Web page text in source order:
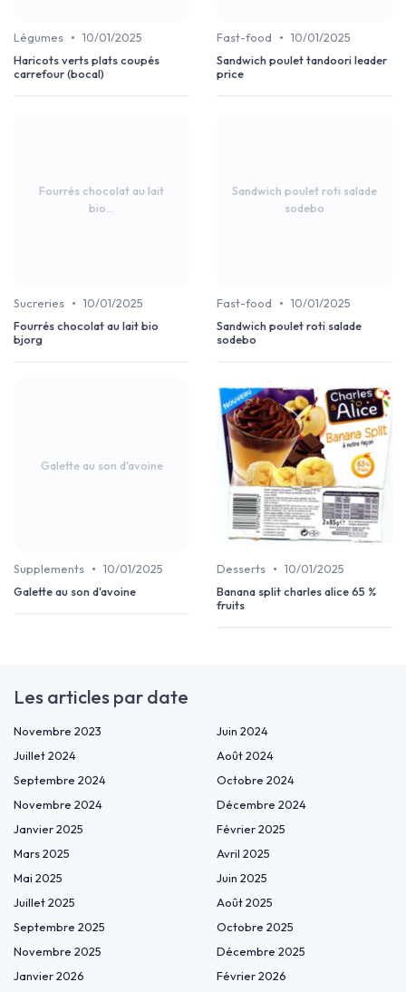
Légumes • 10/01/2025
Haricots verts plats coupés
carrefour (bocal)
Fast-food • 10/01/2025
Sandwich poulet tandoori leader
price
Fourrés chocolat au lait
bio...
Sucreries • 10/01/2025
Fourrés chocolat au lait bio
bjorg
Sandwich poulet roti salade
sodebo
Fast-food • 10/01/2025
Sandwich poulet roti salade
sodebo
Galette au son d'avoine
Supplements • 10/01/2025
Galette au son d'avoine
Desserts • 10/01/2025
Banana split charles alice 65 %
fruits
Les articles par date
Novembre 2023
Juin 2024
Juillet 2024
Août 2024
Septembre 2024
Octobre 2024
Novembre 2024
Décembre 2024
Janvier 2025
Février 2025
Mars 2025
Avril 2025
Mai 2025
Juin 2025
Juillet 2025
Août 2025
Septembre 2025
Octobre 2025
Novembre 2025
Décembre 2025
Janvier 2026
Février 2026